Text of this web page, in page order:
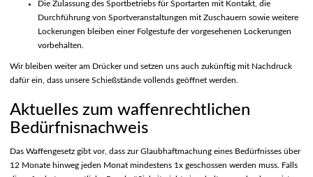
Die Zulassung des Sportbetriebs für Sportarten mit Kontakt, die
Durchführung von Sportveranstaltungen mit Zuschauern sowie weitere
Lockerungen bleiben einer Folgestufe der vorgesehenen Lockerungen
vorbehalten.
Wir bleiben weiter am Drücker und setzen uns auch zukünftig mit Nachdruck
dafür ein, dass unsere Schießstände vollends geöffnet werden.
Aktuelles zum waffenrechtlichen
Bedürfnisnachweis
Das Waffengesetz gibt vor, dass zur Glaubhaftmachung eines Bedürfnisses über
12 Monate hinweg jeden Monat mindestens 1x geschossen werden muss. Falls